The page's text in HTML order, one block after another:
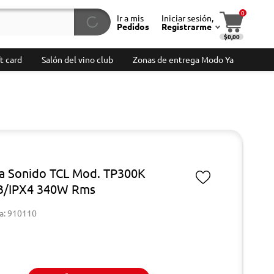
Ir a mis
Pedidos
Iniciar sesión,
Registrarme
0
$0,00
card Salón del vino club Zonas de entrega Modo Ya
Sonido TCL Mod. TP300K
IPX4 340W Rms
910110